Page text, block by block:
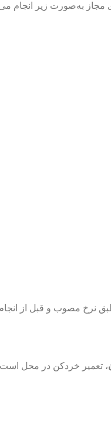
مجاز به‌صورت زیر انجام
نرخ مصوب و قبل از
، تعمیر خردکن در محل